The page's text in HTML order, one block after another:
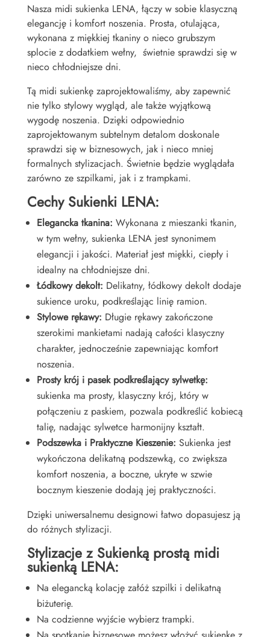
Nasza midi sukienka LENA, łączy w sobie klasyczną
elegancję i komfort noszenia. Prosta, otulająca,
wykonana z miękkiej tkaniny o nieco grubszym
splocie z dodatkiem wełny, świetnie sprawdzi się w
nieco chłodniejsze dni.
Tą midi sukienkę zaprojektowaliśmy, aby zapewnić
nie tylko stylowy wygląd, ale także wyjątkową
wygodę noszenia. Dzięki odpowiednio
zaprojektowanym subtelnym detalom doskonale
sprawdzi się w biznesowych, jak i nieco mniej
formalnych stylizacjach. Świetnie będzie wyglądała
zarówno ze szpilkami, jak i z trampkami.
Cechy Sukienki LENA:
Elegancka tkanina: Wykonana z mieszanki tkanin,
w tym wełny, sukienka LENA jest synonimem
elegancji i jakości. Materiał jest miękki, ciepły i
idealny na chłodniejsze dni.
Łódkowy dekolt: Delikatny, łódkowy dekolt dodaje
sukience uroku, podkreślając linię ramion.
Stylowe rękawy: Długie rękawy zakończone
szerokimi mankietami nadają całości klasyczny
charakter, jednocześnie zapewniając komfort
noszenia.
Prosty krój i pasek podkreślający sylwetkę:
sukienka ma prosty, klasyczny krój, który w
połączeniu z paskiem, pozwala podkreślić kobiecą
talię, nadając sylwetce harmonijny kształt.
Podszewka i Praktyczne Kieszenie: Sukienka jest
wykończona delikatną podszewką, co zwiększa
komfort noszenia, a boczne, ukryte w szwie
bocznym kieszenie dodają jej praktyczności.
Dzięki uniwersalnemu designowi łatwo dopasujesz ją
do różnych stylizacji.
Stylizacje z Sukienką prostą midi
sukienką LENA:
Na elegancką kolację załóż szpilki i delikatną
biżuterię.
Na codzienne wyjście wybierz trampki.